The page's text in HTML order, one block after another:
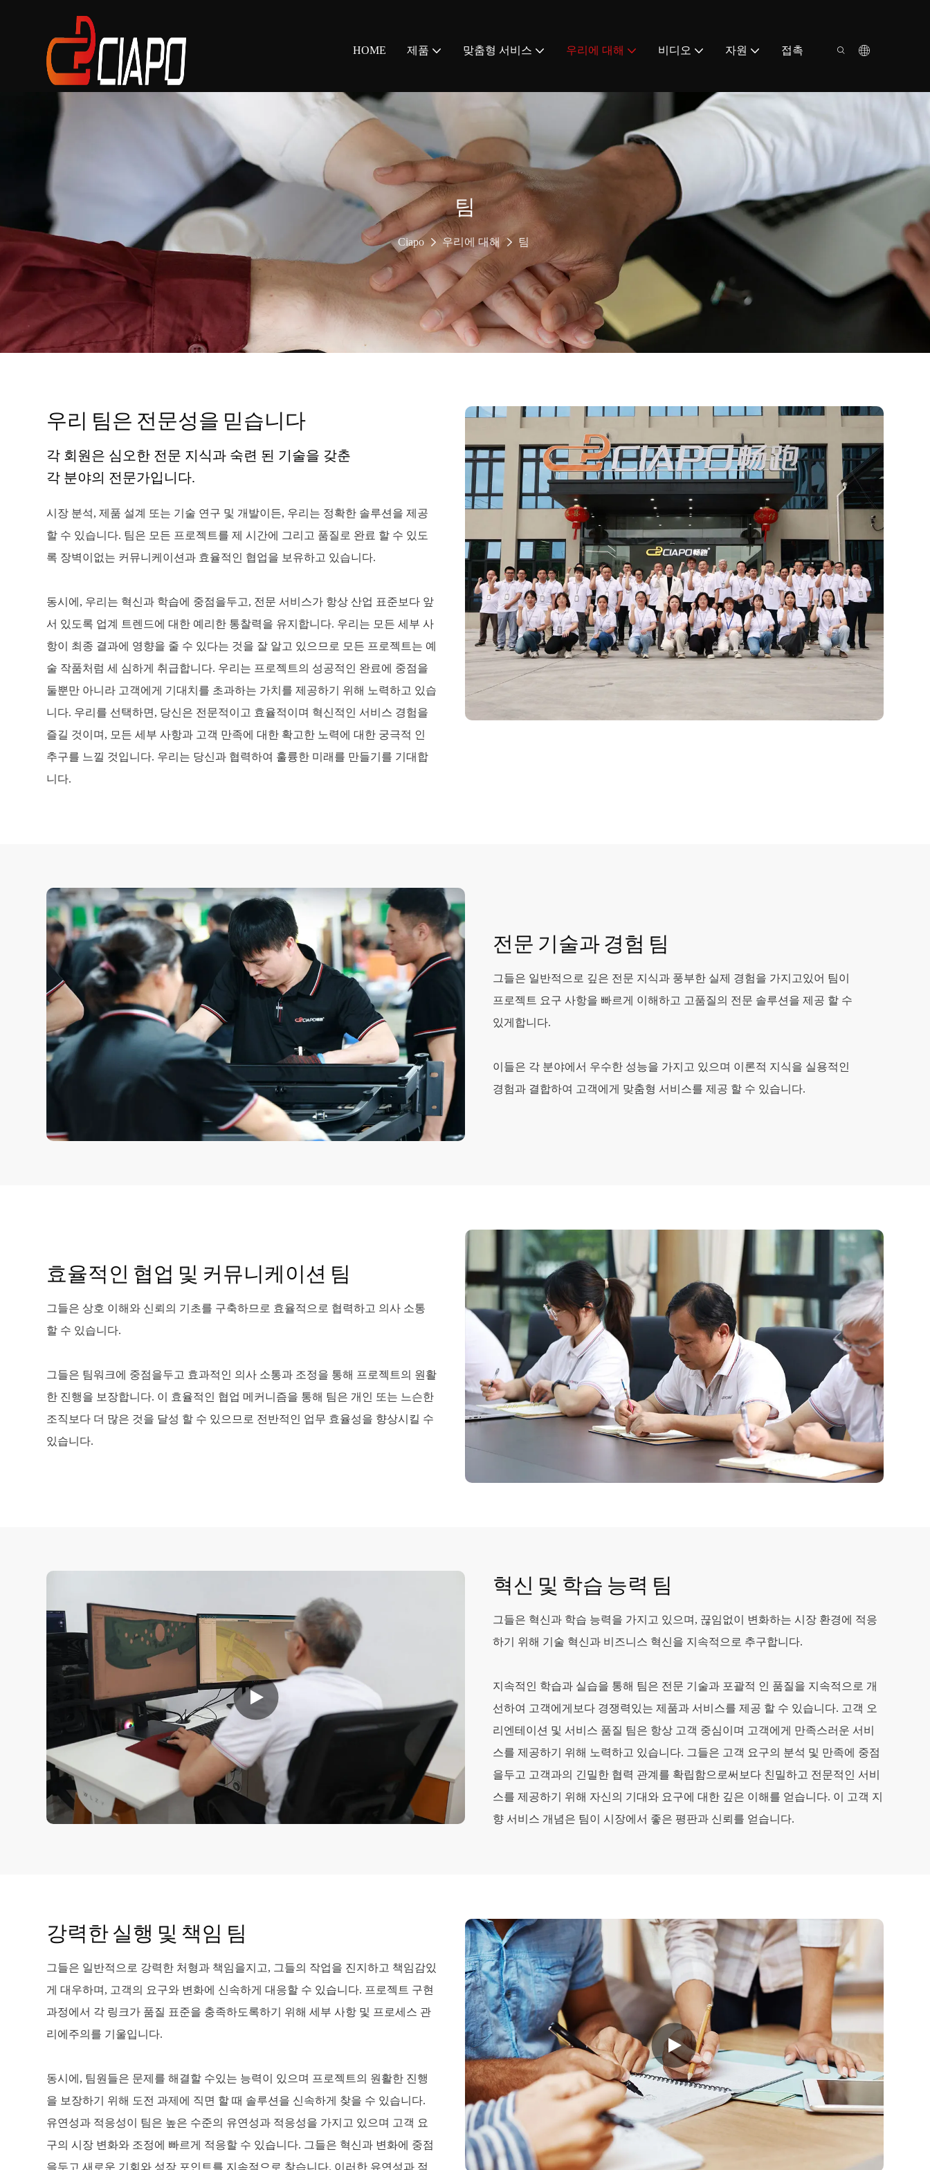
HOME 제품 맞춤형 서비스 우리에 대해 비디오 자원 접촉
팀
Ciapo 우리에 대해 팀
우리 팀은 전문성을 믿습니다
각 회원은 심오한 전문 지식과 숙련 된 기술을 갖춘
각 분야의 전문가입니다.
시장 분석, 제품 설계 또는 기술 연구 및 개발이든, 우리는 정확한 솔루션을 제공
할 수 있습니다. 팀은 모든 프로젝트를 제 시간에 그리고 품질로 완료 할 수 있도
록 장벽이없는 커뮤니케이션과 효율적인 협업을 보유하고 있습니다.
동시에, 우리는 혁신과 학습에 중점을두고, 전문 서비스가 항상 산업 표준보다 앞
서 있도록 업계 트렌드에 대한 예리한 통찰력을 유지합니다. 우리는 모든 세부 사
항이 최종 결과에 영향을 줄 수 있다는 것을 잘 알고 있으므로 모든 프로젝트는 예
술 작품처럼 세 심하게 취급합니다. 우리는 프로젝트의 성공적인 완료에 중점을
둘뿐만 아니라 고객에게 기대치를 초과하는 가치를 제공하기 위해 노력하고 있습
니다. 우리를 선택하면, 당신은 전문적이고 효율적이며 혁신적인 서비스 경험을
즐길 것이며, 모든 세부 사항과 고객 만족에 대한 확고한 노력에 대한 궁극적 인
추구를 느낄 것입니다. 우리는 당신과 협력하여 훌륭한 미래를 만들기를 기대합
니다.
전문 기술과 경험 팀
그들은 일반적으로 깊은 전문 지식과 풍부한 실제 경험을 가지고있어 팀이
프로젝트 요구 사항을 빠르게 이해하고 고품질의 전문 솔루션을 제공 할 수
있게합니다.
이들은 각 분야에서 우수한 성능을 가지고 있으며 이론적 지식을 실용적인
경험과 결합하여 고객에게 맞춤형 서비스를 제공 할 수 있습니다.
효율적인 협업 및 커뮤니케이션 팀
그들은 상호 이해와 신뢰의 기초를 구축하므로 효율적으로 협력하고 의사 소통
할 수 있습니다.
그들은 팀워크에 중점을두고 효과적인 의사 소통과 조정을 통해 프로젝트의 원활
한 진행을 보장합니다. 이 효율적인 협업 메커니즘을 통해 팀은 개인 또는 느슨한
조직보다 더 많은 것을 달성 할 수 있으므로 전반적인 업무 효율성을 향상시킬 수
있습니다.
혁신 및 학습 능력 팀
그들은 혁신과 학습 능력을 가지고 있으며, 끊임없이 변화하는 시장 환경에 적응
하기 위해 기술 혁신과 비즈니스 혁신을 지속적으로 추구합니다.
지속적인 학습과 실습을 통해 팀은 전문 기술과 포괄적 인 품질을 지속적으로 개
선하여 고객에게보다 경쟁력있는 제품과 서비스를 제공 할 수 있습니다. 고객 오
리엔테이션 및 서비스 품질 팀은 항상 고객 중심이며 고객에게 만족스러운 서비
스를 제공하기 위해 노력하고 있습니다. 그들은 고객 요구의 분석 및 만족에 중점
을두고 고객과의 긴밀한 협력 관계를 확립함으로써보다 친밀하고 전문적인 서비
스를 제공하기 위해 자신의 기대와 요구에 대한 깊은 이해를 얻습니다. 이 고객 지
향 서비스 개념은 팀이 시장에서 좋은 평판과 신뢰를 얻습니다.
강력한 실행 및 책임 팀
그들은 일반적으로 강력한 처형과 책임을지고, 그들의 작업을 진지하고 책임감있
게 대우하며, 고객의 요구와 변화에 신속하게 대응할 수 있습니다. 프로젝트 구현
과정에서 각 링크가 품질 표준을 충족하도록하기 위해 세부 사항 및 프로세스 관
리에주의를 기울입니다.
동시에, 팀원들은 문제를 해결할 수있는 능력이 있으며 프로젝트의 원활한 진행
을 보장하기 위해 도전 과제에 직면 할 때 솔루션을 신속하게 찾을 수 있습니다.
유연성과 적응성이 팀은 높은 수준의 유연성과 적응성을 가지고 있으며 고객 요
구의 시장 변화와 조정에 빠르게 적응할 수 있습니다. 그들은 혁신과 변화에 중점
을두고 새로운 기회와 성장 포인트를 지속적으로 찾습니다. 이러한 유연성과 적